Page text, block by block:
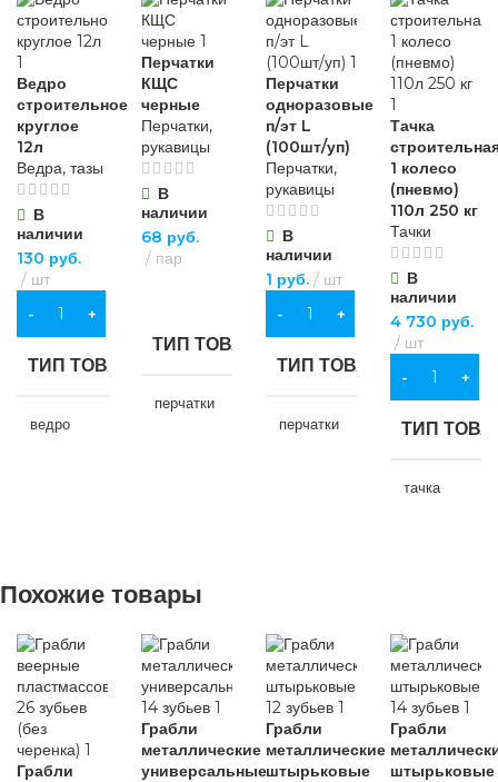
Ведро
строительное
круглое
12л
Ведра, тазы
В
наличии
130 руб.
шт
В КОРЗИНУ
ТИП ТОВАРА
ведро
бытовых нужд
ВИД РАБОТ
универсальные
Перчатки
КЩС
черные
Перчатки,
рукавицы
В
наличии
68 руб.
пар
ТИП ТОВАРА
перчатки
универсальные
МАТЕРИАЛ
Перчатки
одноразовые
п/эт L
(100шт/уп)
Перчатки,
рукавицы
В
наличии
1 руб. шт
В КОРЗИНУ
ТИП ТОВАРА
перчатки
ВИД РАБОТ
универсальные
МАТЕРИАЛ
Тачка
1 колесо
(пневмо)
110л 250 кг
Тачки
В
наличии
4 730 руб.
шт
В КОРЗИНУ
ТИП
тачка
ВИД
Похожие товары
Грабли
Грабли
металлические
универсальные
Грабли
металлические
штырьковые
Грабли
штырьковые